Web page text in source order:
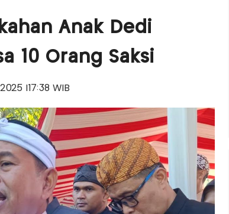
Anak Dedi
10 Orang Saksi
|17:38 WIB